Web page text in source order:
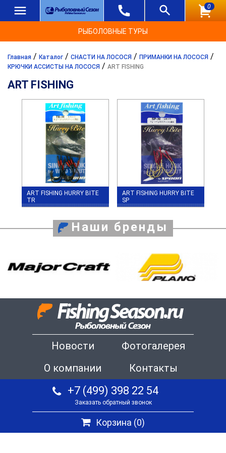
0
РЫБОЛОВНЫЕ ТУРЫ
Главная / Каталог / СНАСТИ НА ЛОСОСЯ / ПРИМАНКИ НА ЛОСОСЯ /
КРЮЧКИ АССИСТЫ НА ЛОСОСЯ / ART FISHING
ART FISHING
ART FISHING HURRY BITE
TR
ART FISHING HURRY BITE
SP
Наши бренды
Новости
Фотогалерея
О компании
Контакты
+7 (499) 398 22 54
Заказать обратный звонок
Корзина (0)